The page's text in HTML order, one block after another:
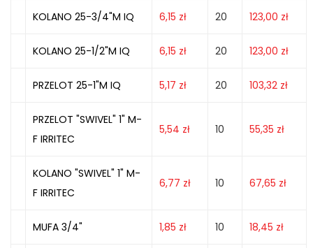
KOLANO 25-3/4"M IQ 6,15 zł 20 123,00 zł
KOLANO 25-1/2"M IQ 6,15 zł 20 123,00 zł
PRZELOT 25-1"M IQ 5,17 zł 20 103,32 zł
PRZELOT "SWIVEL" 1" M-
F IRRITEC
5,54 zł 10 55,35 zł
KOLANO "SWIVEL" 1" M-
F IRRITEC
6,77 zł 10 67,65 zł
MUFA 3/4" 1,85 zł 10 18,45 zł